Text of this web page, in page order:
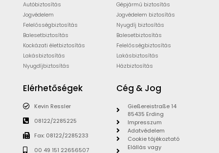
Autóbiztosítás
Jogvédelem
Felelősségbiztosítás
Balesetbiztosítás
Kockázati életbiztosítás
Lakásbiztosítás
Nyugdíjbiztosítás
Gépjármű biztosítás
Jogvédelem biztosítás
Nyugdíj biztosítás
Balesetbiztosítás
Felelősségbiztosítás
Lakásbiztosítás
Házbiztosítás
Elérhetőségek
Kevin Ressler
08122/2285225
Fax: 08122/2285233
00 49 151 22656507
Cég & Jog
Gießereistraße 14
85435 Erding
Impresszum
Adatvédelem
Cookie tájékoztató
Elállás vagy